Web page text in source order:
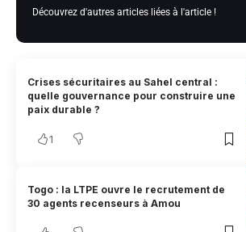
Découvrez d'autres articles liées à l'article !
Crises sécuritaires au Sahel central :
quelle gouvernance pour construire une
paix durable ?
1
Togo : la LTPE ouvre le recrutement de
30 agents recenseurs à Amou